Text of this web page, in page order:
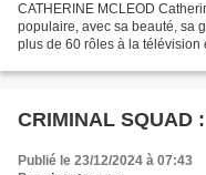
CATHERINE MCLEOD
populaire, avec sa beauté, sa
plus de 60 rôles à la télévision
CRIMINAL SQUAD
Publié le 23/12/2024 à 07:43